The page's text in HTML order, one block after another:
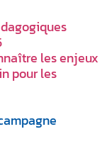
les enjeux
pour les